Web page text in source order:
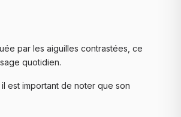
par les aiguilles contrastées, ce
quotidien.
est important de noter que son